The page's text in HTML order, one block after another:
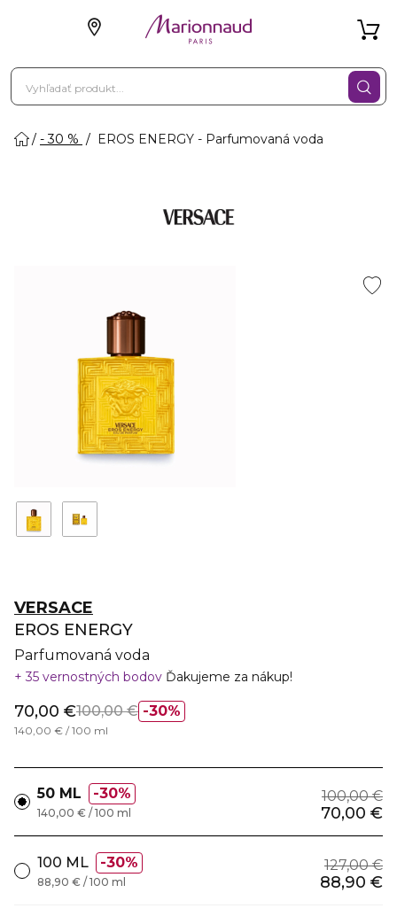
- 30 % EROS ENERGY - Parfumovaná voda
VERSACE
EROS ENERGY
Parfumovaná voda
35 vernostných bodov Ďakujeme za nákup!
30%
70,00 €100,00 €
140,00 € / 100 ml
50 ML 30% 100,00 €
70,00 €
140,00 € / 100 ml
100 ML 30% 127,00 €
88,90 €
88,90 € / 100 ml